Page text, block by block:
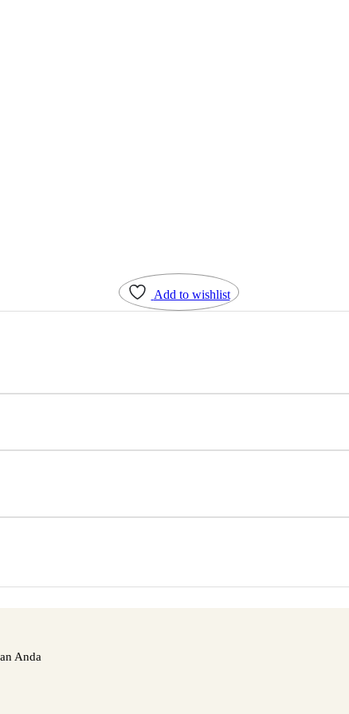
Add to wishlist
Anda